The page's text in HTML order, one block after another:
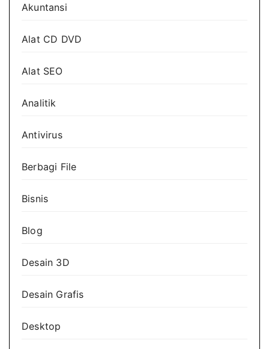
Akuntansi
Alat CD DVD
Alat SEO
Analitik
Antivirus
Berbagi File
Bisnis
Blog
Desain 3D
Desain Grafis
Desktop